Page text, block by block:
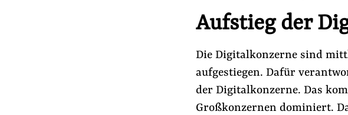
#Lobbyismus in der EU #Aus
Aufstieg der
Die Digitalkonzerne sind
aufgestiegen. Dafür
der Digitalkonzerne. Das
Großkonzernen dominiert.